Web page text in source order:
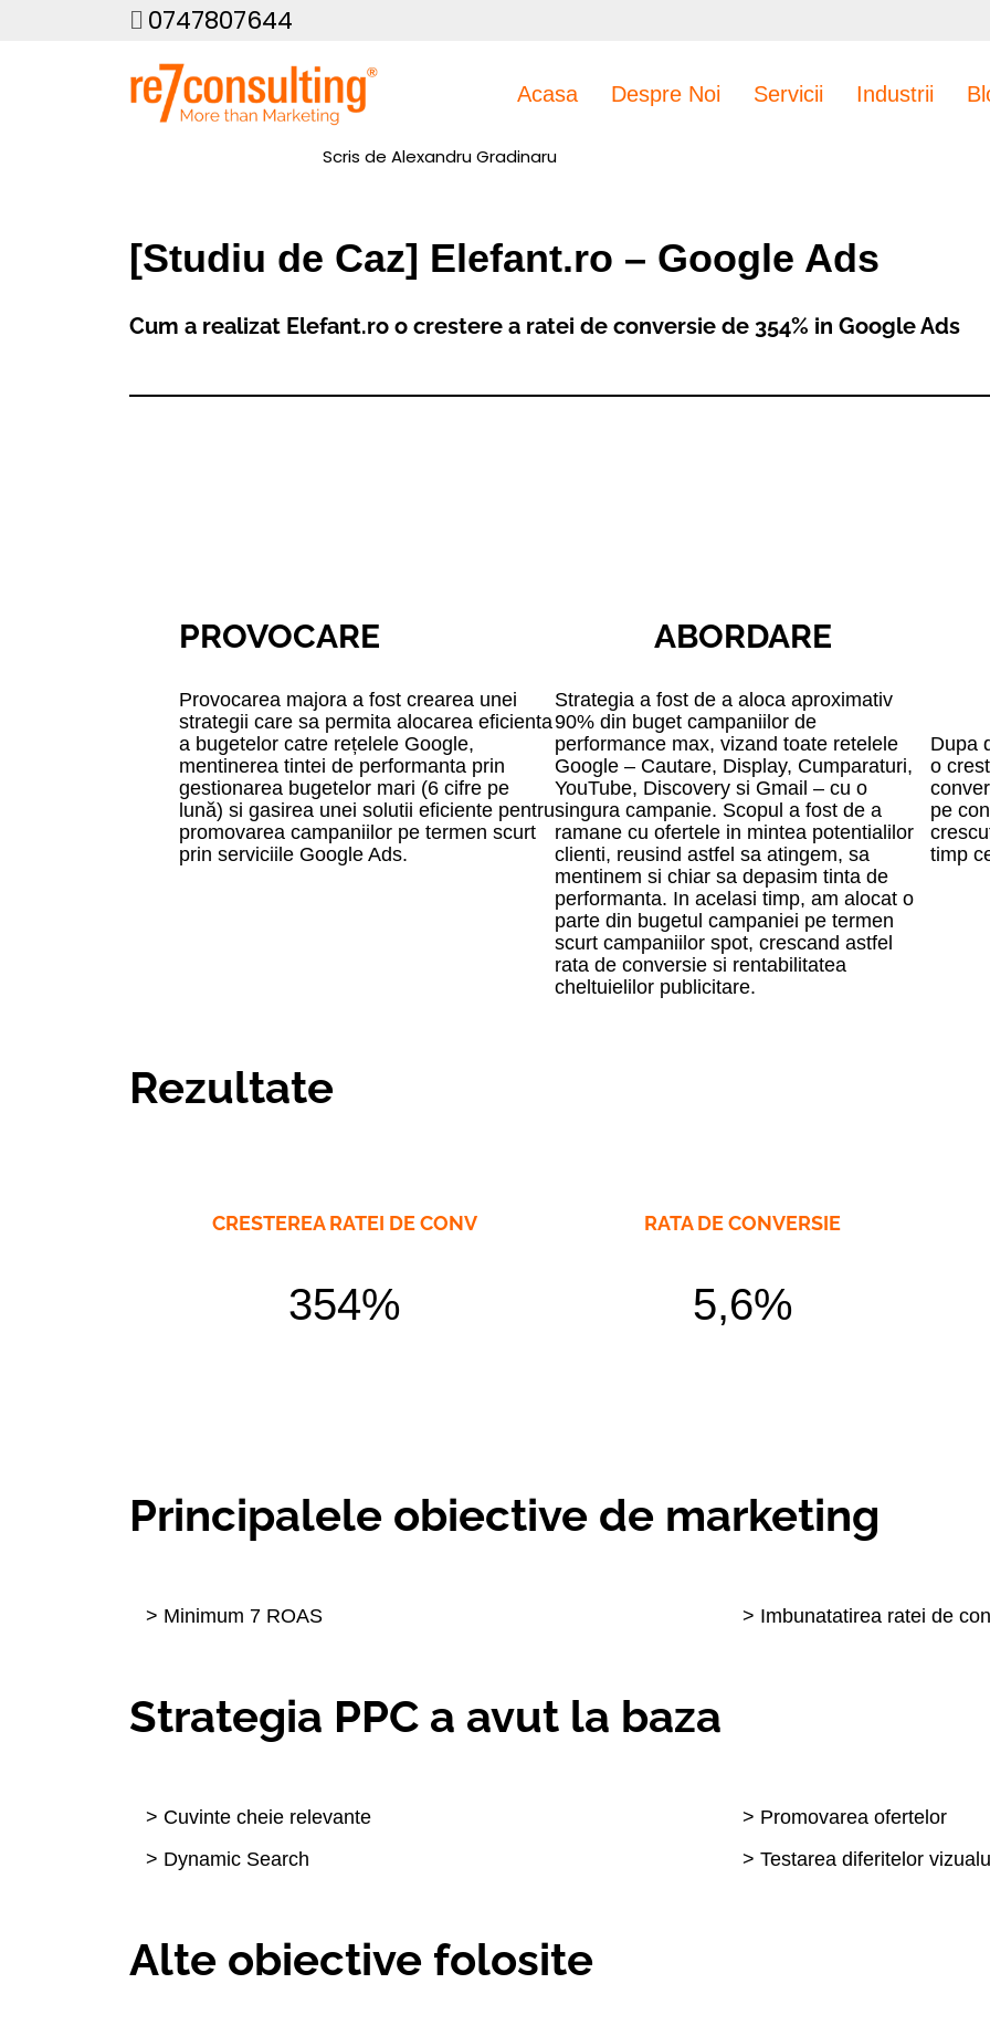
0747807644
Acasa Despre Noi Servicii Industrii
Scris de Alexandru Gradinaru
[Studiu de Caz] Elefant.ro – Google Ads
Cum a realizat Elefant.ro o crestere a ratei de conversie de 354% in Google Ads
PROVOCARE
Provocarea majora a fost crearea unei
strategii care sa permita alocarea eficienta
a bugetelor catre rețelele Google,
mentinerea tintei de performanta prin
gestionarea bugetelor mari (6 cifre pe
lună) si gasirea unei solutii eficiente pentru
promovarea campaniilor pe termen scurt
prin serviciile Google Ads.
ABORDARE
Strategia a fost de a aloca aproximativ
90% din buget campaniilor de
performance max, vizand toate retelele
Google – Cautare, Display, Cumparaturi,
YouTube, Discovery si Gmail – cu o
singura campanie. Scopul a fost de a
ramane cu ofertele in mintea potentialilor
clienti, reusind astfel sa atingem, sa
mentinem si chiar sa depasim tinta de
performanta. In acelasi timp, am alocat o
parte din bugetul campaniei pe termen
scurt campaniilor spot, crescand astfel
rata de conversie si rentabilitatea
cheltuielilor publicitare.
Dupa
o
pe
timp
Rezultate
CRESTEREA RATEI DE CONV
354%
RATA DE CONVERSIE
5,6%
Principalele obiective de marketing
> Minimum 7 ROAS > Imbunatatirea ratei de
Strategia PPC a avut la baza
> Cuvinte cheie relevante
> Dynamic Search
> Promovarea ofertelor
> Testarea diferitelor
Alte obiective folosite